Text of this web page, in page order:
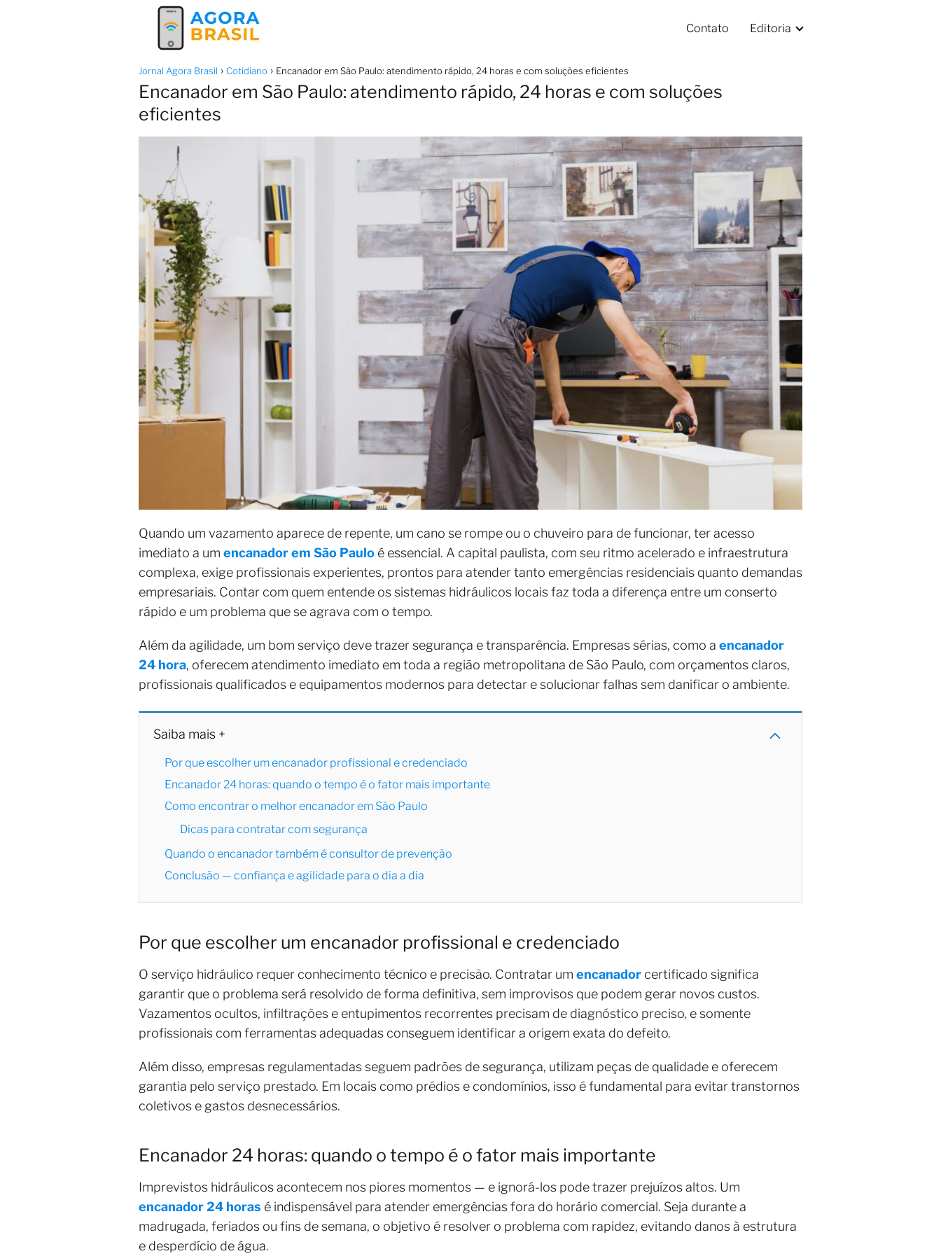
Contato Editoria
Jornal Agora Brasil Cotidiano Encanador em São Paulo: atendimento rápido, 24 horas e com soluções eficientes
Encanador em São Paulo: atendimento rápido, 24 horas e com soluções
eficientes
Quando um vazamento aparece de repente, um cano se rompe ou o chuveiro para de funcionar, ter acesso
imediato a um encanador em São Paulo é essencial. A capital paulista, com seu ritmo acelerado e infraestrutura
complexa, exige profissionais experientes, prontos para atender tanto emergências residenciais quanto demandas
empresariais. Contar com quem entende os sistemas hidráulicos locais faz toda a diferença entre um conserto
rápido e um problema que se agrava com o tempo.
Além da agilidade, um bom serviço deve trazer segurança e transparência. Empresas sérias, como a encanador
24 hora, oferecem atendimento imediato em toda a região metropolitana de São Paulo, com orçamentos claros,
profissionais qualificados e equipamentos modernos para detectar e solucionar falhas sem danificar o ambiente.
Saiba mais +
Por que escolher um encanador profissional e credenciado
Encanador 24 horas: quando o tempo é o fator mais importante
Como encontrar o melhor encanador em São Paulo
Dicas para contratar com segurança
Quando o encanador também é consultor de prevenção
Conclusão — confiança e agilidade para o dia a dia
Por que escolher um encanador profissional e credenciado
O serviço hidráulico requer conhecimento técnico e precisão. Contratar um encanador certificado significa
garantir que o problema será resolvido de forma definitiva, sem improvisos que podem gerar novos custos.
Vazamentos ocultos, infiltrações e entupimentos recorrentes precisam de diagnóstico preciso, e somente
profissionais com ferramentas adequadas conseguem identificar a origem exata do defeito.
Além disso, empresas regulamentadas seguem padrões de segurança, utilizam peças de qualidade e oferecem
garantia pelo serviço prestado. Em locais como prédios e condomínios, isso é fundamental para evitar transtornos
coletivos e gastos desnecessários.
Encanador 24 horas: quando o tempo é o fator mais importante
Imprevistos hidráulicos acontecem nos piores momentos — e ignorá-los pode trazer prejuízos altos. Um
encanador 24 horas é indispensável para atender emergências fora do horário comercial. Seja durante a
madrugada, feriados ou fins de semana, o objetivo é resolver o problema com rapidez, evitando danos à estrutura
e desperdício de água.